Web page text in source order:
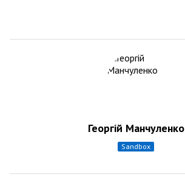
Георгій Манчуленко
sandbox